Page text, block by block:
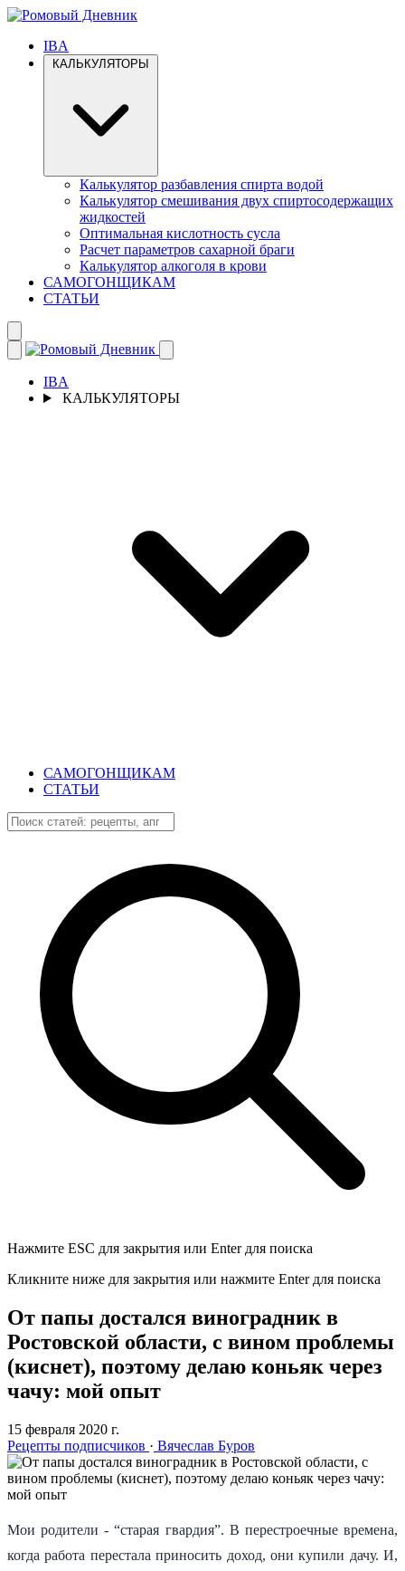
IBA
Калькулятор разбавления спирта водой
Калькулятор смешивания двух спиртосодержащих
жидкостей
Оптимальная кислотность сусла
Расчет параметров сахарной браги
Калькулятор алкоголя в крови
САМОГОНЩИКАМ
СТАТЬИ
IBA
КАЛЬКУЛЯТОРЫ
САМОГОНЩИКАМ
СТАТЬИ
Нажмите ESC для закрытия или Enter для поиска
Кликните ниже для закрытия или нажмите Enter для поиска
От папы достался виноградник в
Ростовской области, с вином проблемы
(киснет), поэтому делаю коньяк через
чачу: мой опыт
15 февраля 2020 г.
Рецепты подписчиков · Вячеслав Буров
Мои родители - “старая гвардия”. В перестроечные времена,
когда работа перестала приносить доход, они купили дачу. И,